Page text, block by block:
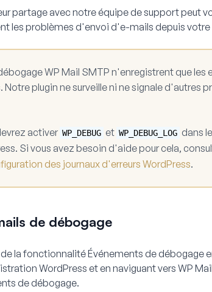
partage avec notre équipe de support peut
les problèmes d'envoi d'e-mails depuis votre
WP Mail SMTP n'enregistrent que les
plugin ne surveille ni ne signale d'autres
activer WP_DEBUG et WP_DEBUG_LOG dans
Si vous avez besoin d'aide pour cela,
des journaux d'erreurs WordPress.
de débogage
la fonctionnalité Événements de débogage
WordPress et en naviguant vers WP
de débogage.